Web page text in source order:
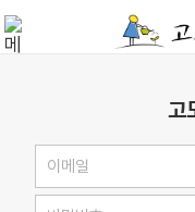
고